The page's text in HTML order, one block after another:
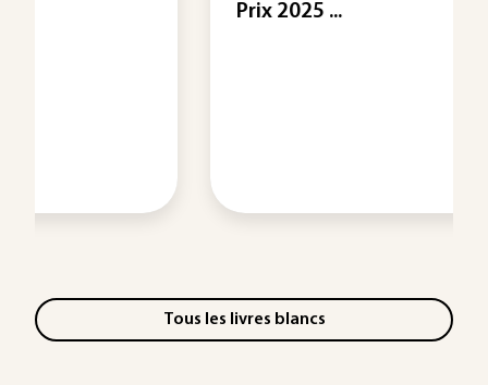
Tous les livres blancs